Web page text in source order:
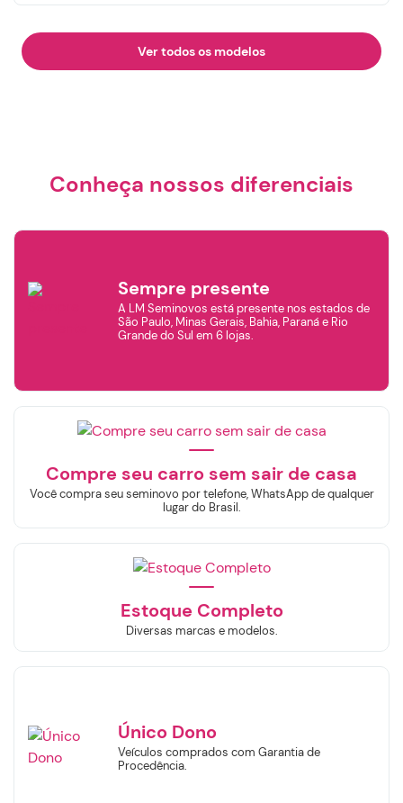
Ver todos os modelos
Conheça nossos diferenciais
Sempre presente
A LM Seminovos está presente nos estados de
São Paulo, Minas Gerais, Bahia, Paraná e Rio
Grande do Sul em 6 lojas.
Compre seu carro sem sair de casa
Você compra seu seminovo por telefone, WhatsApp de qualquer
lugar do Brasil.
Estoque Completo
Diversas marcas e modelos.
Único Dono
Veículos comprados com Garantia de
Procedência.